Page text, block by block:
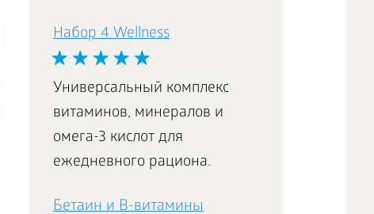
Набор 4 Wellness
Универсальный комплекс
витаминов, минералов и
омега-3 кислот для
ежедневного рациона.
Бетаин и В-витамины